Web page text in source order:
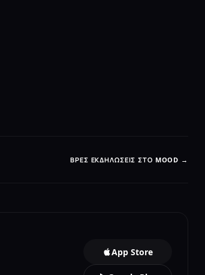
ΒΡΕΣ ΕΚΔΗΛΏΣΕΙΣ ΣΤΟ MOOD →
App Store